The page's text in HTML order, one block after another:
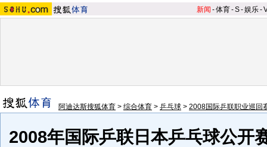
新闻 -体育-S-娱乐-
阿迪达斯搜狐体育 > 综合体育 > 乒乓球 > 2008国际乒联职业巡回
2008年国际乒联日本乒乓球公开